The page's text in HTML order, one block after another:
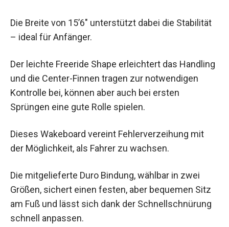
Die Breite von 15’6″ unterstützt dabei die Stabilität
– ideal für Anfänger.
Der leichte Freeride Shape erleichtert das Handling
und die Center-Finnen tragen zur notwendigen
Kontrolle bei, können aber auch bei ersten
Sprüngen eine gute Rolle spielen.
Dieses Wakeboard vereint Fehlerverzeihung mit
der Möglichkeit, als Fahrer zu wachsen.
Die mitgelieferte Duro Bindung, wählbar in zwei
Größen, sichert einen festen, aber bequemen Sitz
am Fuß und lässt sich dank der Schnellschnürung
schnell anpassen.